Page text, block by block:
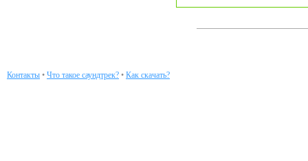
Контакты • Что такое саундтрек? • Как скачать?